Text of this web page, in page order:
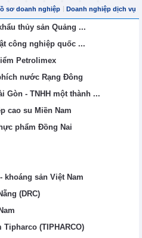
sơ doanh nghiệp Doanh nghiệp dịch vụ
thủy sản Quảng ...
công nghiệp quốc ...
Petrolimex
nước Rạng Đông
Gòn - TNHH một thành ...
cao su Miền Nam
phẩm Đồng Nai
khoáng sản Việt Nam
(DRC)
(TIPHARCO)